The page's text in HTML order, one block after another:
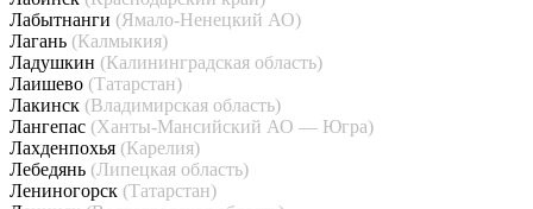
Лабытнанги (Ямало-Ненецкий АО)
Лагань (Калмыкия)
Ладушкин (Калининградская область)
Лаишево (Татарстан)
Лакинск (Владимирская область)
Лангепас (Ханты-Мансийский АО — Югра)
Лахденпохья (Карелия)
Лебедянь (Липецкая область)
Лениногорск (Татарстан)